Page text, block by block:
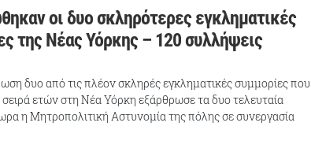
οι δυο σκληρότερες εγκληματικές
της Νέας Υόρκης – 120 συλλήψεις
δυο από τις πλέον σκληρές εγκληματικές συμμορίες που
ετών στη Νέα Υόρκη εξάρθρωσε τα δυο τελευταία
η Μητροπολιτική Αστυνομία της πόλης σε συνεργασία